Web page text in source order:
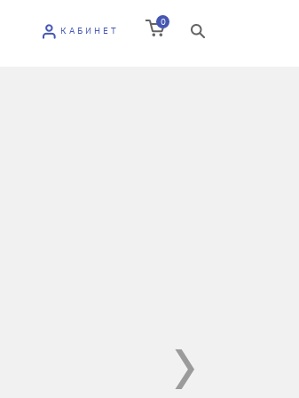
КАБИНЕТ
0